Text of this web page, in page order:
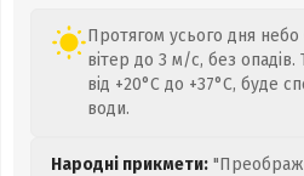
Протягом усього дня
вітер до 3 м/с, без опадів.
від +20°C до +37°C, буде
води.
Народні прикмети: